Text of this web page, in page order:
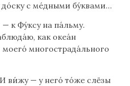
с ме́дными бу́квами…
— к Фу́ксу на па́льму.
как океа́н
многострада́льного
ви́жу — у него́ то́же слёзы